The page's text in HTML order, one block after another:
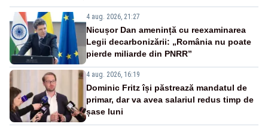
4 aug. 2026, 21:27
Nicușor Dan amenință cu reexaminarea
Legii decarbonizării: „România nu poate
pierde miliarde din PNRR”
4 aug. 2026, 16:19
Dominic Fritz își păstrează mandatul de
primar, dar va avea salariul redus timp de
șase luni